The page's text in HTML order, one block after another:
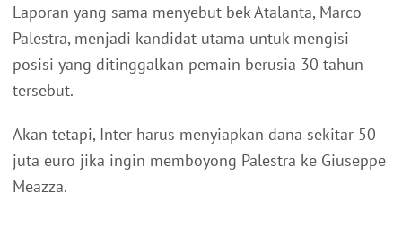
Laporan yang sama menyebut bek Atalanta, Marco
Palestra, menjadi kandidat utama untuk mengisi
posisi yang ditinggalkan pemain berusia 30 tahun
tersebut.
Akan tetapi, Inter harus menyiapkan dana sekitar 50
juta euro jika ingin memboyong Palestra ke Giuseppe
Meazza.